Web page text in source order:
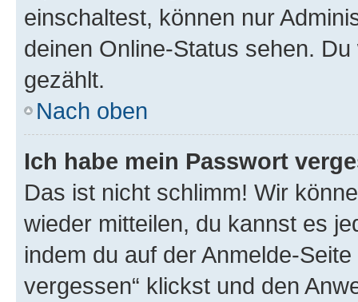
einschaltest, können nur
deinen Online-Status sehen.
gezählt.
Nach oben
Ich habe mein Passwort
Das ist nicht schlimm! Wir
wieder mitteilen, du kannst es
indem du auf der Anmelde-
vergessen“ klickst und den